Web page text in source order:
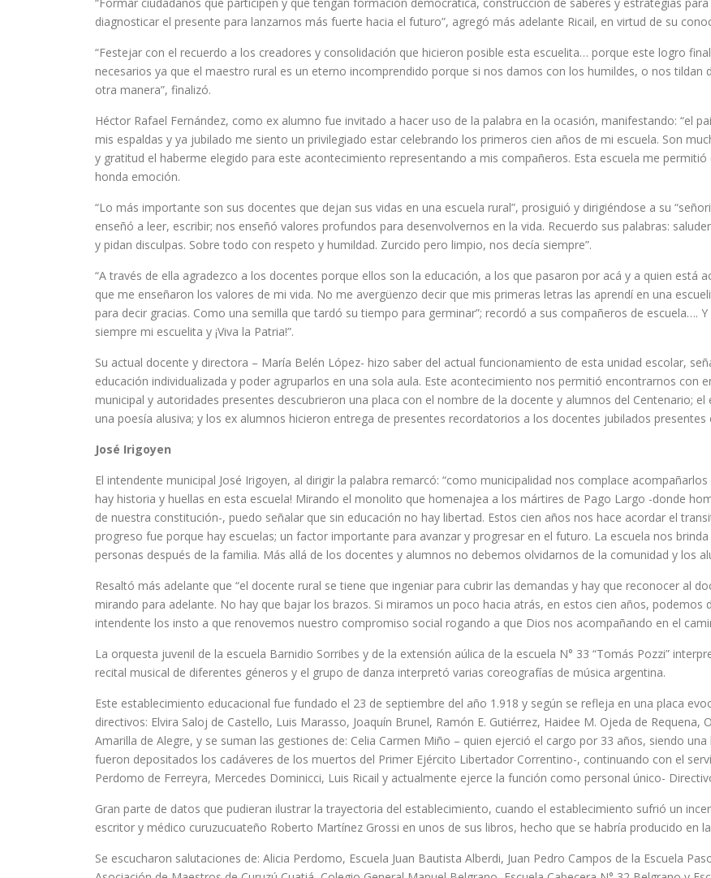
diagnosticar el presente para lanzarnos más fuerte hacia el futuro”, agregó más adelante Ricail, en virtud de su
“Festejar con el recuerdo a los creadores y consolidación que hicieron posible esta escuelita… porque este logro
necesarios ya que el maestro rural es un eterno incomprendido porque si nos damos con los humildes, o nos
otra manera”, finalizó.
Héctor Rafael Fernández, como ex alumno fue invitado a hacer uso de la palabra en la ocasión, manifestando: “el
mis espaldas y ya jubilado me siento un privilegiado estar celebrando los primeros cien años de mi escuela. Son
y gratitud el haberme elegido para este acontecimiento representando a mis compañeros. Esta escuela me
honda emoción.
“Lo más importante son sus docentes que dejan sus vidas en una escuela rural”, prosiguió y dirigiéndose a su
enseñó a leer, escribir; nos enseñó valores profundos para desenvolvernos en la vida. Recuerdo sus palabras:
y pidan disculpas. Sobre todo con respeto y humildad. Zurcido pero limpio, nos decía siempre”.
“A través de ella agradezco a los docentes porque ellos son la educación, a los que pasaron por acá y a quien está
que me enseñaron los valores de mi vida. No me avergüenzo decir que mis primeras letras las aprendí en una
para decir gracias. Como una semilla que tardó su tiempo para germinar”; recordó a sus compañeros de escuela….
siempre mi escuelita y ¡Viva la Patria!”.
Su actual docente y directora – María Belén López- hizo saber del actual funcionamiento de esta unidad escolar,
educación individualizada y poder agruparlos en una sola aula. Este acontecimiento nos permitió encontrarnos con
municipal y autoridades presentes descubrieron una placa con el nombre de la docente y alumnos del Centenario;
una poesía alusiva; y los ex alumnos hicieron entrega de presentes recordatorios a los docentes jubilados presentes
José Irigoyen
El intendente municipal José Irigoyen, al dirigir la palabra remarcó: “como municipalidad nos complace
hay historia y huellas en esta escuela! Mirando el monolito que homenajea a los mártires de Pago Largo -donde
de nuestra constitución-, puedo señalar que sin educación no hay libertad. Estos cien años nos hace acordar el
progreso fue porque hay escuelas; un factor importante para avanzar y progresar en el futuro. La escuela nos
personas después de la familia. Más allá de los docentes y alumnos no debemos olvidarnos de la comunidad y los
Resaltó más adelante que “el docente rural se tiene que ingeniar para cubrir las demandas y hay que reconocer al
mirando para adelante. No hay que bajar los brazos. Si miramos un poco hacia atrás, en estos cien años,
intendente los insto a que renovemos nuestro compromiso social rogando a que Dios nos acompañando en el
La orquesta juvenil de la escuela Barnidio Sorribes y de la extensión aúlica de la escuela N° 33 “Tomás Pozzi”
recital musical de diferentes géneros y el grupo de danza interpretó varias coreografías de música argentina.
Este establecimiento educacional fue fundado el 23 de septiembre del año 1.918 y según se refleja en una placa
directivos: Elvira Saloj de Castello, Luis Marasso, Joaquín Brunel, Ramón E. Gutiérrez, Haidee M. Ojeda de Requena,
Amarilla de Alegre, y se suman las gestiones de: Celia Carmen Miño – quien ejerció el cargo por 33 años, siendo
fueron depositados los cadáveres de los muertos del Primer Ejército Libertador Correntino-, continuando con el
Perdomo de Ferreyra, Mercedes Dominicci, Luis Ricail y actualmente ejerce la función como personal único-
Gran parte de datos que pudieran ilustrar la trayectoria del establecimiento, cuando el establecimiento sufrió un
escritor y médico curuzucuateño Roberto Martínez Grossi en unos de sus libros, hecho que se habría producido en
Se escucharon salutaciones de: Alicia Perdomo, Escuela Juan Bautista Alberdi, Juan Pedro Campos de la Escuela